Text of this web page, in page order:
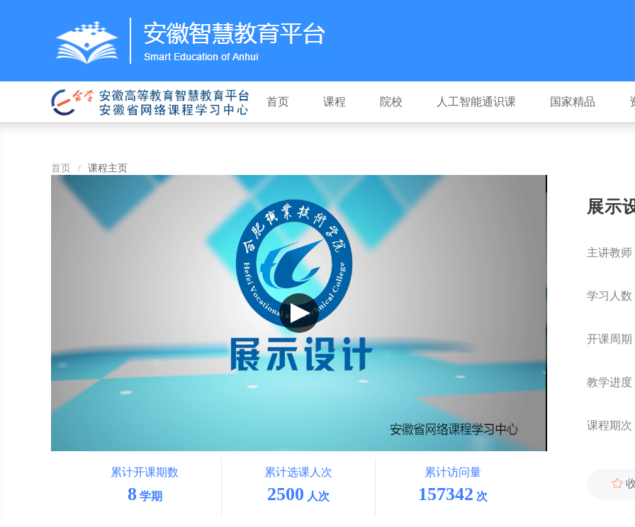
首页 课程 院校 人工智能通识课 国家精品
首页 / 课程主页
累计开课期数
8 学期
累计选课人次
2500 人次
累计访问量
157342 次
展示
主讲教师
学习人数
开课周期
教学进度
课程期次
